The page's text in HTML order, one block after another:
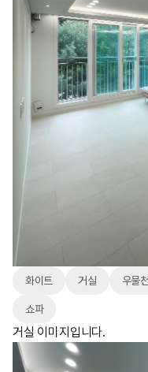
화이트 거실 우물
쇼파
거실 이미지입니다.